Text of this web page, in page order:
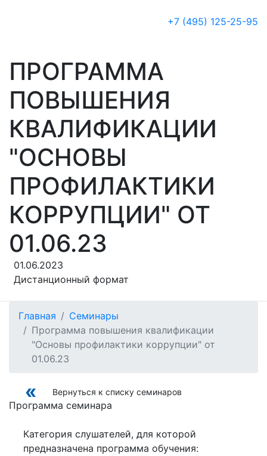
+7 (495) 125-25-95
ПРОГРАММА
ПОВЫШЕНИЯ
КВАЛИФИКАЦИИ
"ОСНОВЫ
ПРОФИЛАКТИКИ
КОРРУПЦИИ" ОТ
01.06.23
01.06.2023
Дистанционный формат
Главная
Семинары
Программа повышения квалификации
"Основы профилактики коррупции" от
01.06.23
Вернуться к списку семинаров
Программа семинара
Категория слушателей, для которой
предназначена программа обучения: